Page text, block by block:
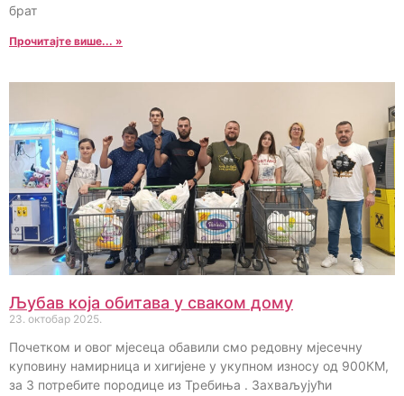
брат
Прочитајте више... »
Љубав која обитава у сваком дому
23. октобар 2025.
Почетком и овог мјесеца обавили смо редовну мјесечну
куповину намирница и хигијене у укупном износу од 900КМ,
за 3 потребите породице из Требиња . Захваљујући